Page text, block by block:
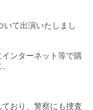
いて出演いたしまし
ンターネット等で購
おり、警察にも捜査